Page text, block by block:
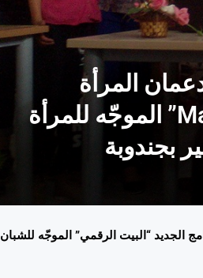
المرأة
ويطلقان البرنامج النموذجي “Maisons Digitales” الموجّه للمرأة
بجندوبة
الجديد “ البيت الرقمي” الموجّه للشبان